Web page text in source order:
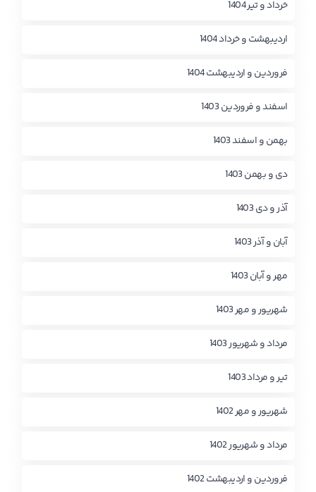
خرداد و تیر 1404
اردیبهشت و خرداد 1404
فروردین و اردیبهشت 1404
اسفند و فروردین 1403
بهمن و اسفند 1403
دی و بهمن 1403
آذر و دی 1403
آبان و آذر 1403
مهر و آبان 1403
شهریور و مهر 1403
مرداد و شهریور 1403
تیر و مرداد 1403
شهریور و مهر 1402
مرداد و شهریور 1402
فروردین و اردیبهشت 1402